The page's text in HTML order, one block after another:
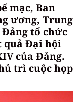
mạc, Ban
ương, Trung
tổ chức
quả Đại hội
của Đảng.
trì cuộc họp